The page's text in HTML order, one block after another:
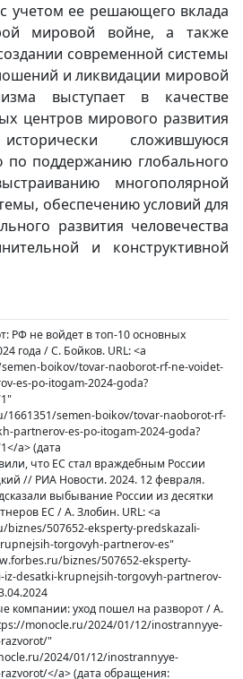
с учетом ее решающего вклада
мировой войне, а также
современной системы
и ликвидации мировой
выступает в качестве
центров мирового развития
сложившуюся
поддержанию глобального
многополярной
обеспечению условий для
развития человечества
и конструктивной
РФ не войдет в топ-10 основных
года / С. Бойков. URL: <a
boikov/tovar-naoborot-rf-ne-voidet-
es-po-itogam-2024-goda?
semen-boikov/tovar-naoborot-rf-
partnerov-es-po-itogam-2024-goda?
a> (дата
что ЕС стал враждебным России
// РИА Новости. 2024. 12 февраля.
выбывание России из десятки
ЕС / А. Злобин. URL: <a
507652-eksperty-predskazali-
torgovyh-partnerov-es"
biznes/507652-eksperty-
iz-desatki-krupnejsih-torgovyh-partnerov-
компании: уход пошел на разворот / А.
monocle.ru/2024/01/12/inostrannyye-
"
2024/01/12/inostrannyye-
</a> (дата обращения: